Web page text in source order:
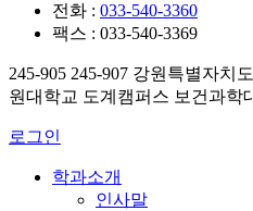
전화 : 033-540-3360
팩스 : 033-540-3369
245-905 245-907 강원특별자치
원대학교 도계캠퍼스 보건과학
로그인
학과소개
인사말